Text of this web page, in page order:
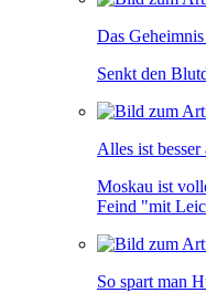
Das
Senkt den
Alles ist besser
Moskau ist
Feind "mit
So spart man